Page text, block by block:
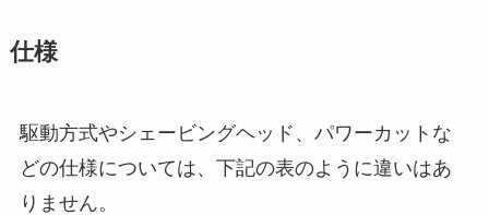
仕様
駆動方式やシェービングヘッド、パワーカットな
どの仕様については、下記の表のように違いはあ
りません。